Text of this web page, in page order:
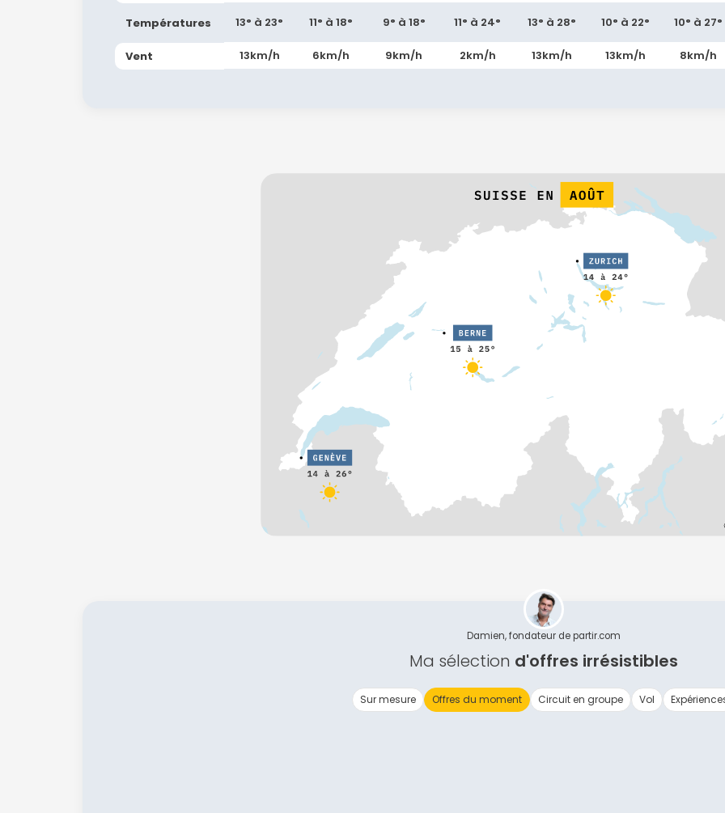
Températures
Vent
13° à 23°
13km/h
11° à 18°
6km/h
9° à 18°
9km/h
11° à 24°
2km/h
13° à 28°
13km/h
10° à 22°
13km/h
10° à 27°
8km/h
Damien, fondateur de partir.com
Ma sélection d'offres irrésistibles
Sur mesure Offres du moment Circuit en groupe Vol